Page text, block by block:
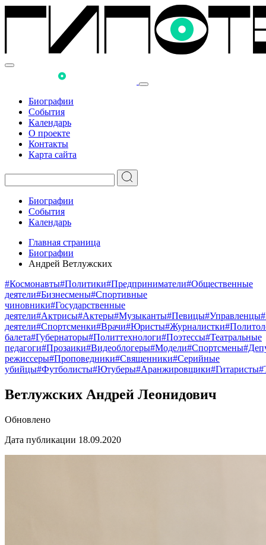
Биографии
События
Календарь
О проекте
Контакты
Карта сайта
Биографии
События
Календарь
Главная страница
Биографии
Андрей Ветлужских
#Космонавты#Политики#Предприниматели#Общественные
деятели#Бизнесмены#Спортивные
чиновники#Государственные
деятели#Актрисы#Актеры#Музыканты#Певицы#Управленцы
деятели#Спортсменки#Врачи#Юристы#Журналистки
балета#Губернаторы#Политтехнологи#Поэтессы#Театральные
педагоги#Прозаики#Видеоблогеры#Модели#Спортсмены
режиссеры#Проповедники#Священники#Серийные
убийцы#Футболисты#Ютуберы#Аранжировщики#Гитаристы
Ветлужских Андрей Леонидович
Обновлено
Дата публикации 18.09.2020